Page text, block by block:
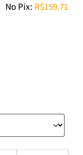
No Pix: R$159.71